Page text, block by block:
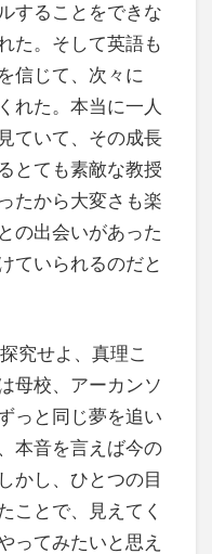
することをできな
た。そして英語も
信じて、次々に
れた。本当に一人
ていて、その成長
とても素敵な教授
たから大変さも楽
の出会いがあった
ていられるのだと
究せよ、真理こ
母校、アーカンソ
っと同じ夢を追い
本音を言えば今の
かし、ひとつの目
ことで、見えてく
ってみたいと思え